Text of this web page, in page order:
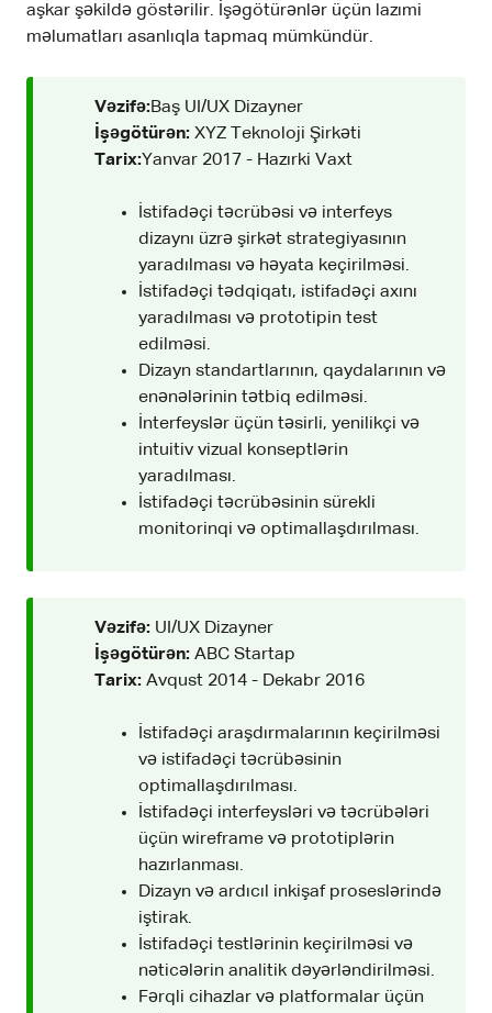
aşkar şəkildə göstərilir. İşəgötürənlər üçün lazımi
məlumatları asanlıqla tapmaq mümkündür.
Vəzifə:Baş UI/UX Dizayner
İşəgötürən: XYZ Teknoloji Şirkəti
Tarix:Yanvar 2017 - Hazırki Vaxt
İstifadəçi təcrübəsi və interfeys
dizaynı üzrə şirkət strategiyasının
yaradılması və həyata keçirilməsi.
İstifadəçi tədqiqatı, istifadəçi axını
yaradılması və prototipin test
edilməsi.
Dizayn standartlarının, qaydalarının və
enənələrinin tətbiq edilməsi.
İnterfeyslər üçün təsirli, yenilikçi və
intuitiv vizual konseptlərin
yaradılması.
İstifadəçi təcrübəsinin sürekli
monitorinqi və optimallaşdırılması.
Vəzifə: UI/UX Dizayner
İşəgötürən: ABC Startap
Tarix: Avqust 2014 - Dekabr 2016
İstifadəçi araşdırmalarının keçirilməsi
və istifadəçi təcrübəsinin
optimallaşdırılması.
İstifadəçi interfeysləri və təcrübələri
üçün wireframe və prototiplərin
hazırlanması.
Dizayn və ardıcıl inkişaf proseslərində
iştirak.
İstifadəçi testlərinin keçirilməsi və
nəticələrin analitik dəyərləndirilməsi.
Fərqli cihazlar və platformalar üçün